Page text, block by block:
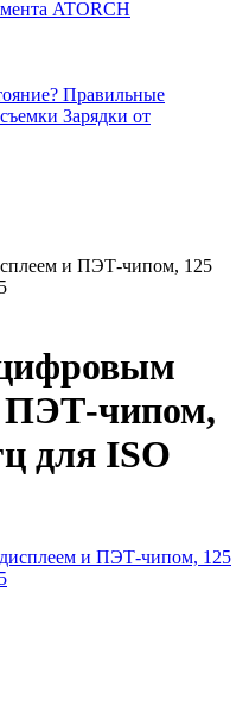
ATORCH
Правильные
Зарядки от
и ПЭТ-чипом, 125
чипом,
для ISO